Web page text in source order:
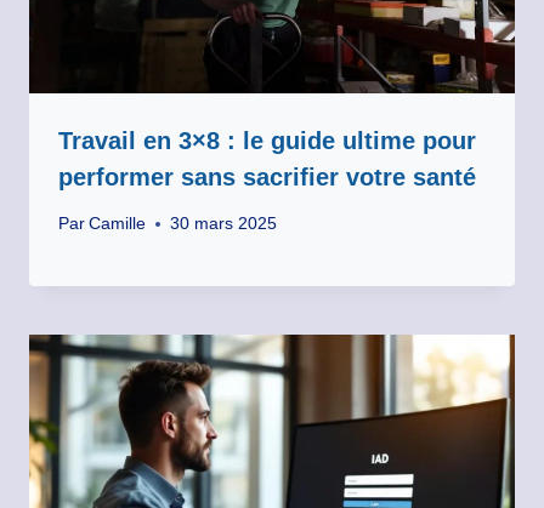
Travail en 3×8 : le guide ultime pour
performer sans sacrifier votre santé
Par Camille 30 mars 2025